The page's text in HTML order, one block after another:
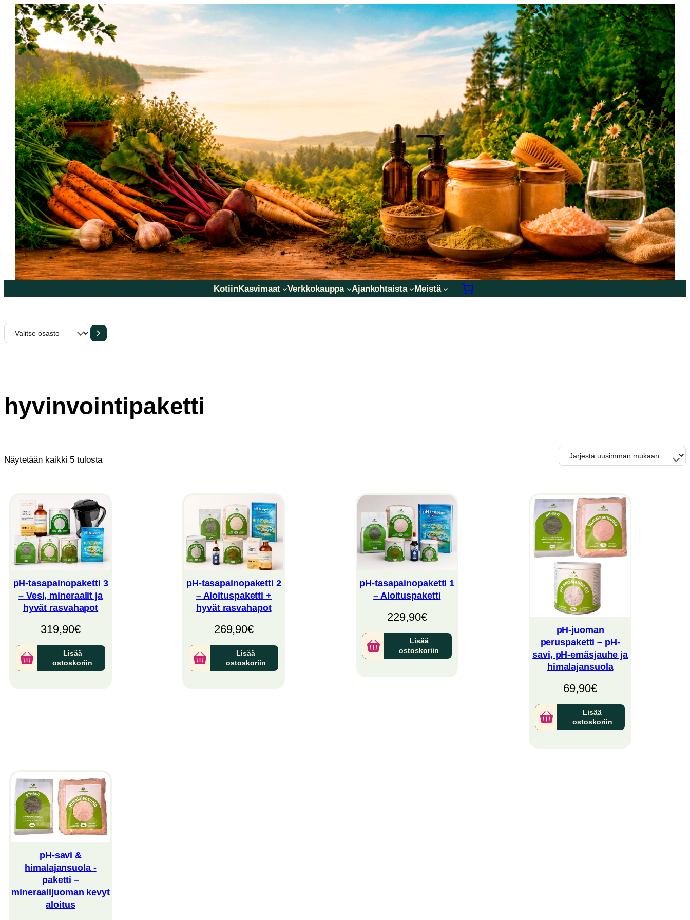
Siirry
sisältöön
KotiinKasvimaat Verkkokauppa Ajankohtaista Meistä
Valitse
osasto
hyvinvointipaketti
Näytetään kaikki 5 tulostaSorted
pH-tasapainopaketti 3
– Vesi, mineraalit ja
hyvät rasvahapot
319,90€
Lisää
ostoskoriin
pH-tasapainopaketti 2
– Aloituspaketti +
hyvät rasvahapot
269,90€
Lisää
ostoskoriin
pH-tasapainopaketti 1
– Aloituspaketti
229,90€
Lisää
ostoskoriin
pH-juoman
peruspaketti – pH-
savi, pH-emäsjauhe ja
himalajansuola
69,90€
Lisää
ostoskoriin
pH-savi &
himalajansuola -
paketti –
mineraalijuoman kevyt
aloitus